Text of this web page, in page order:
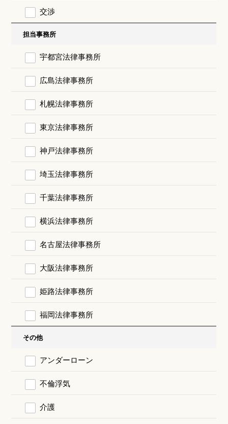
交渉
担当事務所
宇都宮法律事務所
広島法律事務所
札幌法律事務所
東京法律事務所
神戸法律事務所
埼玉法律事務所
千葉法律事務所
横浜法律事務所
名古屋法律事務所
大阪法律事務所
姫路法律事務所
福岡法律事務所
その他
アンダーローン
不倫浮気
介護